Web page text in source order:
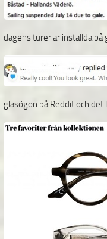
dagens turer är inställda på
glasögon på Reddit och